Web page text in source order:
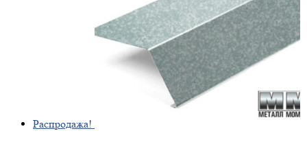
Распродажа!